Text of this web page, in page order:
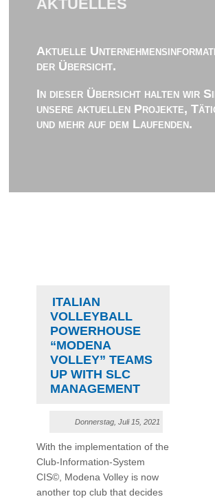
AKTUELLES
Aktuelle
der Übersicht.
In dieser Übersicht halten wir
unsere aktuellen Projekte,
und mehr auf dem Laufenden.
ITALIAN
VOLLEYBALL
POWERHOUSE
“MODENA
VOLLEY” TEAMS
UP WITH SLC
MANAGEMENT
Donnerstag, Juli 15, 2021
With the implementation of the
Club-Information-System
CIS©, Modena Volley is now
another top club that decides